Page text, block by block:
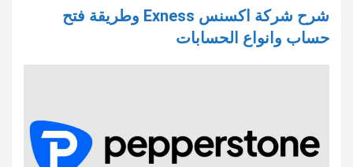
شرح شركة اكسنس Exness وطريقة فتح
حساب وانواع الحسابات